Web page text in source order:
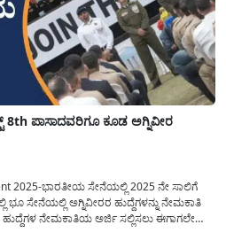
8th ಪಾಸಾದವರಿಗೂ ಕೂಡ ಅಗ್ನಿವೀರ
2025-ಭಾರತೀಯ ಸೇನೆಯಲ್ಲಿ 2025 ನೇ ಸಾಲಿಗೆ
ಸೇನೆಯಲ್ಲಿ ಅಗ್ನಿವೀರರ ಹುದ್ದೆಗಳನ್ನು ನೇಮಕಾತಿ
ನೇಮಕಾತಿಯ ಅರ್ಜಿ ಸಲ್ಲಿಸಲು ಈಗಾಗಲೇ